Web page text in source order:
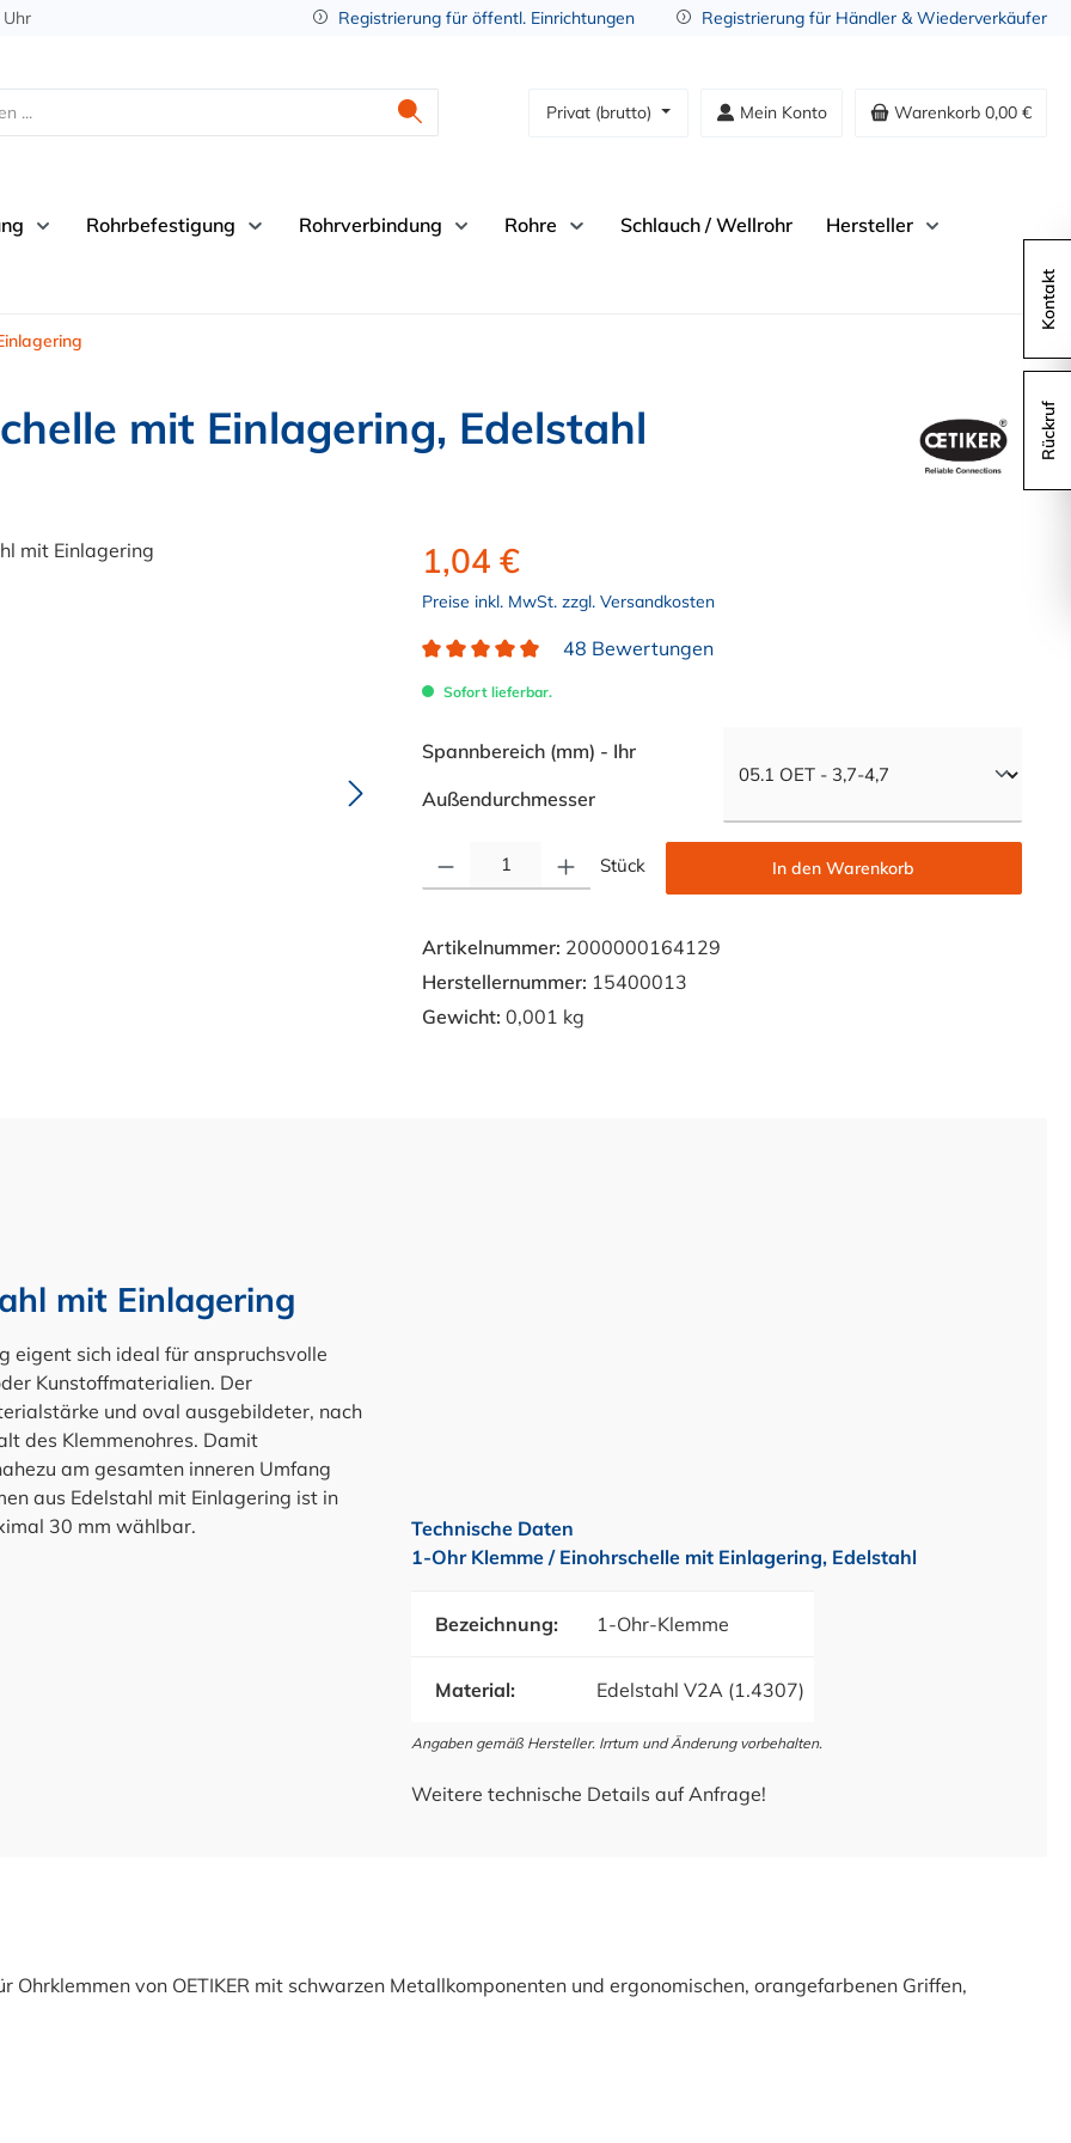
Registrierung für öffentl. Einrichtungen Registrierung für Händler & Wiederverkäufer
Privat (brutto) Mein Konto Warenkorb 0,00 €
Rohrbefestigung Rohrverbindung Rohre Schlauch / Wellrohr Hersteller
mit Einlagering, Edelstahl
1,04 €
Preise inkl. MwSt. zzgl. Versandkosten
48 Bewertungen
Sofort lieferbar.
Spannbereich (mm) - Ihr
Außendurchmesserauswählen
Stück In den Warenkorb
Artikelnummer: 2000000164129
Herstellernummer: 15400013
Gewicht: 0,001 kg
mit Einlagering
eigent sich ideal für anspruchsvolle
Kunstoffmaterialien. Der
und oval ausgebildeter, nach
des Klemmenohres. Damit
am gesamten inneren Umfang
aus Edelstahl mit Einlagering ist in
30 mm wählbar.
Technische Daten
1-Ohr Klemme / Einohrschelle mit Einlagering, Edelstahl
Bezeichnung: 1-Ohr-Klemme
Material: Edelstahl V2A (1.4307)
Angaben gemäß Hersteller. Irrtum und Änderung vorbehalten.
Weitere technische Details auf Anfrage!
Kontakt
Rückruf